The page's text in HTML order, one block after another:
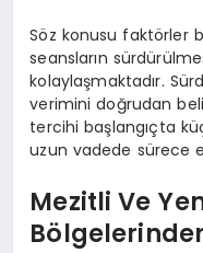
Söz konusu faktörler
seansların
kolaylaşmaktadır.
verimini doğrudan
tercihi başlangıçta
uzun vadede sürece
Mezitli Ve